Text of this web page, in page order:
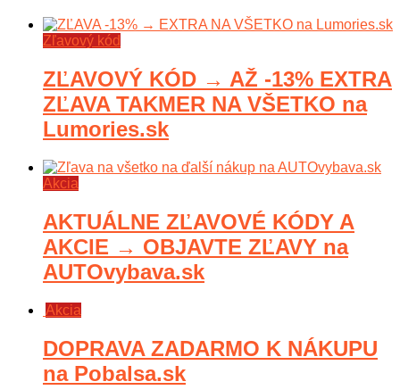
Zľavový kód
ZĽAVOVÝ KÓD → AŽ -13% EXTRA
ZĽAVA TAKMER NA VŠETKO na
Lumories.sk
Akcia
AKTUÁLNE ZĽAVOVÉ KÓDY A
AKCIE → OBJAVTE ZĽAVY na
AUTOvybava.sk
Akcia
DOPRAVA ZADARMO K NÁKUPU
na Pobalsa.sk